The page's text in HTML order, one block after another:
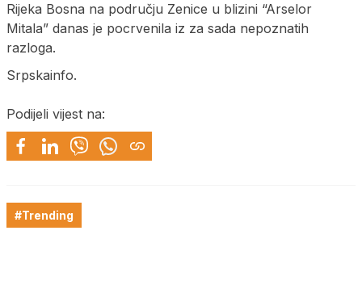
Rijeka Bosna na području Zenice u blizini “Arselor
Mitala” danas je pocrvenila iz za sada nepoznatih
razloga.
Srpskainfo.
Podijeli vijest na:
#Trending